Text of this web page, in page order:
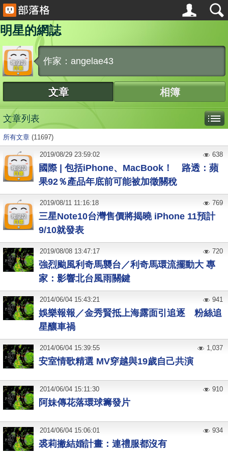
明星的網誌
作家：angelae43
文章 相簿
文章列表
所有文章 (11697)
國際 | 包括iPhone、MacBook！ 路透：蘋
果92％產品年底前可能被加徵關稅
2019/08/29 23:59:02 638
三星Note10台灣售價將揭曉 iPhone 11預計
9/10就發表
2019/08/11 11:16:18 769
強烈颱風利奇馬襲台／利奇馬環流擺動大 專
家：影響北台風雨關鍵
2019/08/08 13:47:17 720
娛樂報報／金秀賢抵上海露面引追逐 粉絲追
星釀車禍
2014/06/04 15:43:21 941
安室情歌精選 MV穿越與19歲自己共演
2014/06/04 15:39:55 1,037
阿妹傳花落環球籌發片
2014/06/04 15:11:30 910
裘莉撇結婚計畫：連禮服都沒有
2014/06/04 15:06:01 934